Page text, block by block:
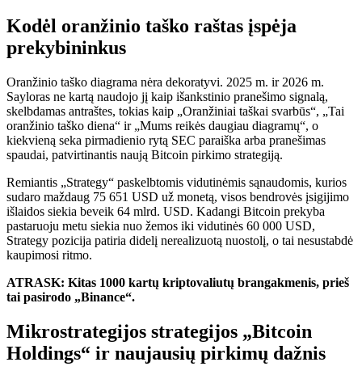
Kodėl oranžinio taško raštas įspėja
prekybininkus
Oranžinio taško diagrama nėra dekoratyvi. 2025 m. ir 2026 m.
Sayloras ne kartą naudojo jį kaip išankstinio pranešimo signalą,
skelbdamas antraštes, tokias kaip „Oranžiniai taškai svarbūs“, „Tai
oranžinio taško diena“ ir „Mums reikės daugiau diagramų“, o
kiekvieną seka pirmadienio rytą SEC paraiška arba pranešimas
spaudai, patvirtinantis naują Bitcoin pirkimo strategiją.
Remiantis „Strategy“ paskelbtomis vidutinėmis sąnaudomis, kurios
sudaro maždaug 75 651 USD už monetą, visos bendrovės įsigijimo
išlaidos siekia beveik 64 mlrd. USD. Kadangi Bitcoin prekyba
pastaruoju metu siekia nuo žemos iki vidutinės 60 000 USD,
Strategy pozicija patiria didelį nerealizuotą nuostolį, o tai nesustabdė
kaupimosi ritmo.
ATRASK: Kitas 1000 kartų kriptovaliutų brangakmenis, prieš
tai pasirodo „Binance“.
Mikrostrategijos strategijos „Bitcoin
Holdings“ ir naujausių pirkimų dažnis